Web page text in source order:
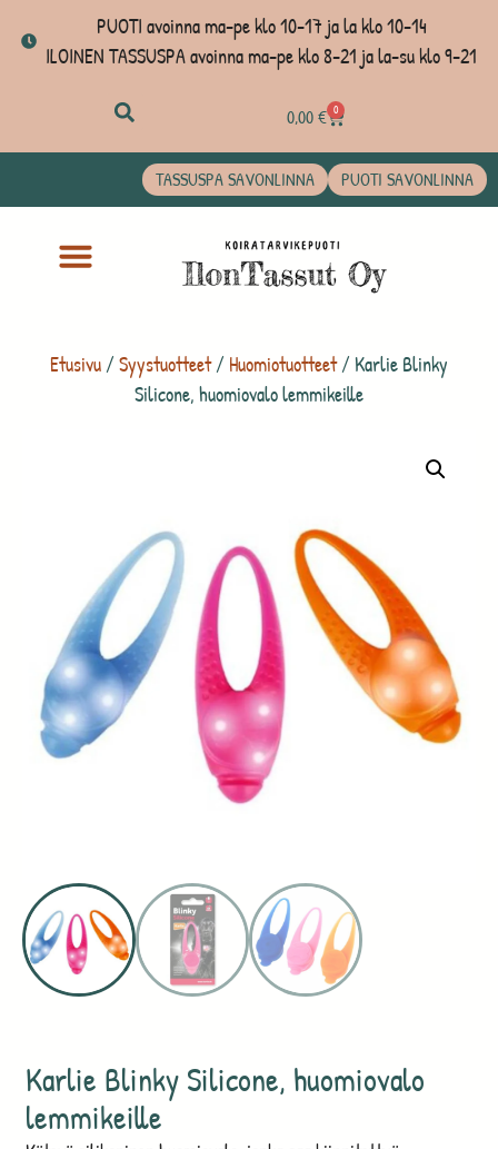
PUOTI avoinna ma-pe klo 10-17 ja la klo 10-14
ILOINEN TASSUSPA avoinna ma-pe klo 8-21 ja la-su klo 9-21
0,00€ 0
TASSUSPA SAVONLINNA PUOTI SAVONLINNA
Etusivu /Syystuotteet/ Huomiotuotteet/ Karlie Blinky
Silicone, huomiovalo lemmikeille
Karlie Blinky Silicone, huomiovalo
lemmikeille